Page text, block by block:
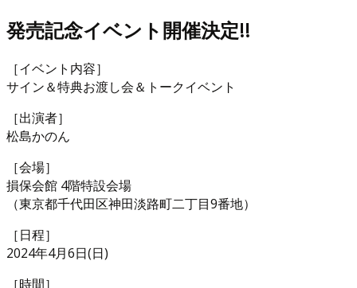
発売記念イベント開催決定!!
［イベント内容］
サイン＆特典お渡し会＆トークイベント
［出演者］
松島かのん
［会場］
損保会館 4階特設会場
（東京都千代田区神田淡路町二丁目9番地）
［日程］
2024年4月6日(日)
［時間］